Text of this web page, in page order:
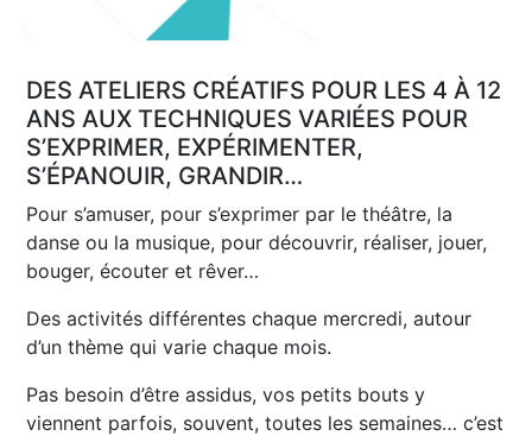
DES ATELIERS CRÉATIFS POUR LES 4 À 12
ANS AUX TECHNIQUES VARIÉES POUR
S’EXPRIMER, EXPÉRIMENTER,
S’ÉPANOUIR, GRANDIR…
Pour s’amuser, pour s’exprimer par le théâtre, la
danse ou la musique, pour découvrir, réaliser, jouer,
bouger, écouter et rêver…
Des activités différentes chaque mercredi, autour
d’un thème qui varie chaque mois.
Pas besoin d’être assidus, vos petits bouts y
viennent parfois, souvent, toutes les semaines… c’est